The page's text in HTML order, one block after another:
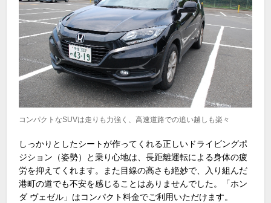
コンパクトなSUVは走りも力強く、高速道路での追い越しも楽々
しっかりとしたシートが作ってくれる正しいドライビングポ
ジション（姿勢）と乗り心地は、長距離運転による身体の疲
労を抑えてくれます。また目線の高さも絶妙で、入り組んだ
港町の道でも不安を感じることはありませんでした。「ホン
ダ ヴェゼル」はコンパクト料金でご利用いただけます。